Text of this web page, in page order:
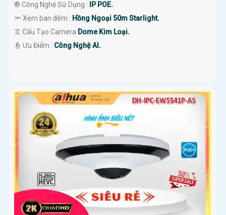
®️ Công Nghệ Sử Dụng :
IP POE.
🔦 Xem ban đêm : Hồng Ngoại 50m Starlight.
♊ Cấu Tạo Camera Dome Kim Loại.
️👮 Ưu Điểm : Công Nghệ AI.